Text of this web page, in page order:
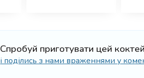
Спробуй приготувати цей
і поділись з нами враженнями у